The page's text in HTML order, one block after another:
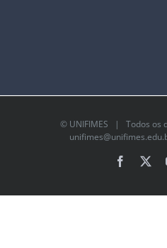
© UNIFIMES | Todos os